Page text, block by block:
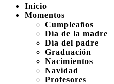
Inicio
Momentos
Cumpleaños
Día de la madre
Día del padre
Graduación
Nacimientos
Navidad
Profesores